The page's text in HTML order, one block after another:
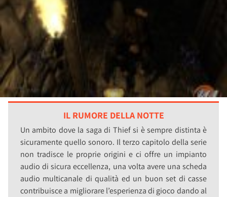
IL RUMORE DELLA NOTTE
Un ambito dove la saga di Thief si è sempre distinta è
sicuramente quello sonoro. Il terzo capitolo della serie
non tradisce le proprie origini e ci offre un impianto
audio di sicura eccellenza, una volta avere una scheda
audio multicanale di qualità ed un buon set di casse
contribuisce a migliorare l’esperienza di gioco dando al